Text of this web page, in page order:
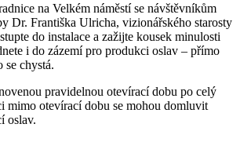
na Velkém náměstí se návštěvníkům
Dr. Františka Ulricha, vizionářského starosty
do instalace a zažijte kousek minulosti
i do zázemí pro produkci oslav – přímo
chystá.
pravidelnou otevírací dobu po celý
mimo otevírací dobu se mohou domluvit
oslav.